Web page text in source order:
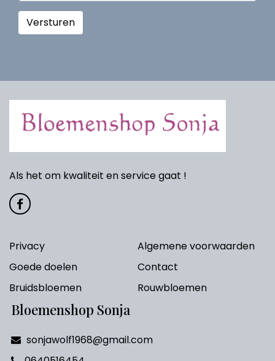
Versturen
Als het om kwaliteit en service gaat !
Privacy
Algemene voorwaarden
Goede doelen
Contact
Bruidsbloemen
Rouwbloemen
Bloemenshop Sonja
sonjawolf1968@gmail.com